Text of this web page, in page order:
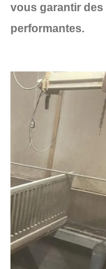
vous garantir des
performantes.